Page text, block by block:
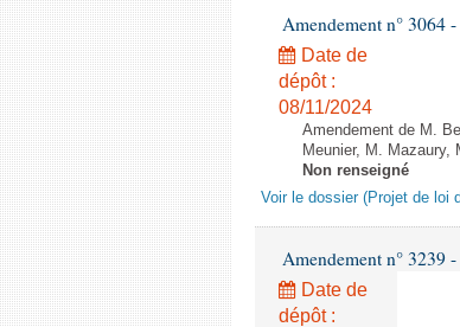
Amendement n° 3064
Date de
dépôt :
08/11/2024
Amendement de M.
Meunier, M.
Non renseigné
Voir le dossier (Projet de loi
Amendement n° 3239
Date de
dépôt :